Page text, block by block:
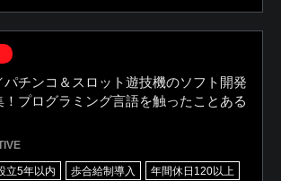
パチンコ＆スロット遊技機のソフト開発
！プログラミング言語を触ったことある
立5年以内 歩合給制導入
年間休日120以上